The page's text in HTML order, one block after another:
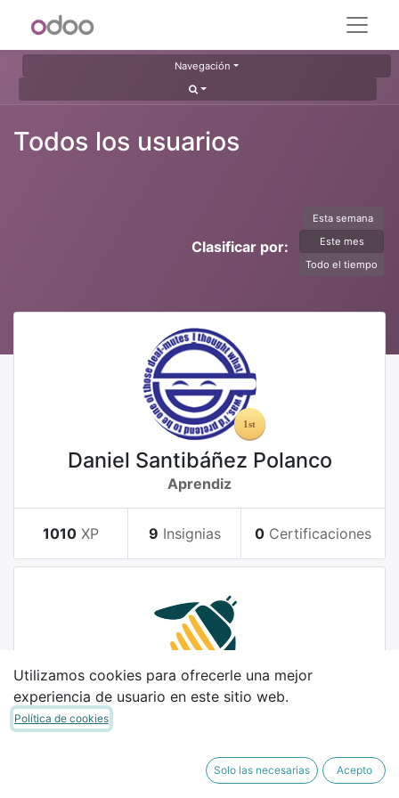
Navegación
Todos los usuarios
Clasificar por:
Esta semana
Este mes
Todo el tiempo
Daniel Santibáñez Polanco
Aprendiz
1010 XP 9 Insignias 0 Certificaciones
german montferrer
Insignias 0 Certificaciones
Utilizamos cookies para ofrecerle una mejor
experiencia de usuario en este sitio web.
Política de cookies
Solo las necesarias Acepto